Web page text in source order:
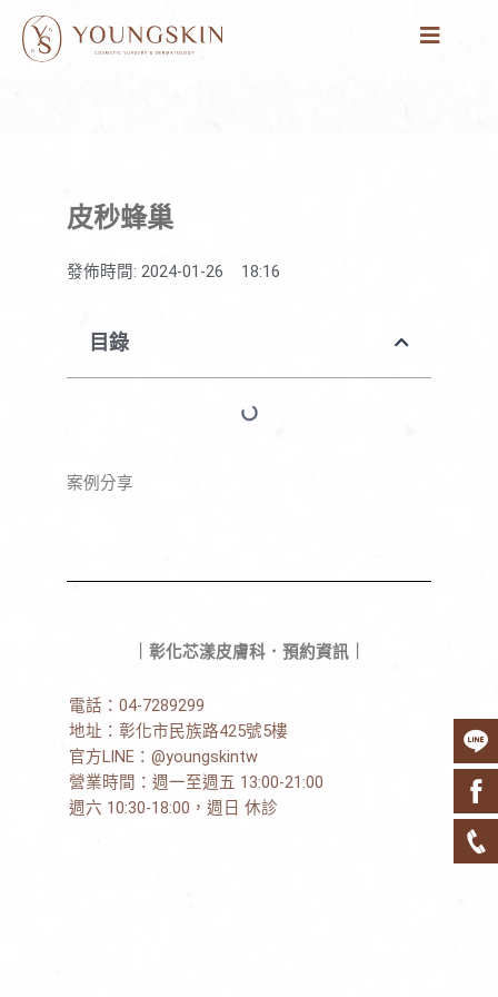
皮秒蜂巢
發佈時間: 2024-01-26 18:16
目錄
在此頁面上找不到標題。
案例分享
｜彰化芯漾皮膚科．預約資訊｜
電話： 04-7289299
地址： 彰化市民族路425號5樓
官方LINE： @youngskintw
營業時間：週一至週五 13:00-21:00
週六 10:30-18:00，週日 休診